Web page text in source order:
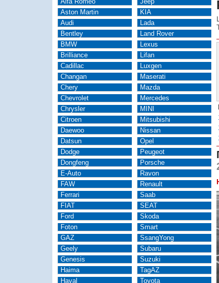
Aston Martin
Audi
Bentley
BMW
Brilliance
Cadillac
Changan
Chery
Chevrolet
Chrysler
Citroen
Daewoo
Datsun
Dodge
Dongfeng
E-Auto
FAW
Ferrari
FIAT
Ford
Foton
GAZ
Geely
Genesis
Haima
Haval
KIA
Lada
Land Rover
Lexus
Lifan
Luxgen
Maserati
Mazda
Mercedes
MINI
Mitsubishi
Nissan
Opel
Peugeot
Porsche
Ravon
Renault
Saab
SEAT
Skoda
Smart
SsangYong
Subaru
Suzuki
TagAZ
Toyota